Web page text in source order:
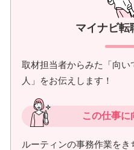
マイナビ転
取材担当者からみた「向
人」をお伝えします！
この仕事に
ルーティンの事務作業を